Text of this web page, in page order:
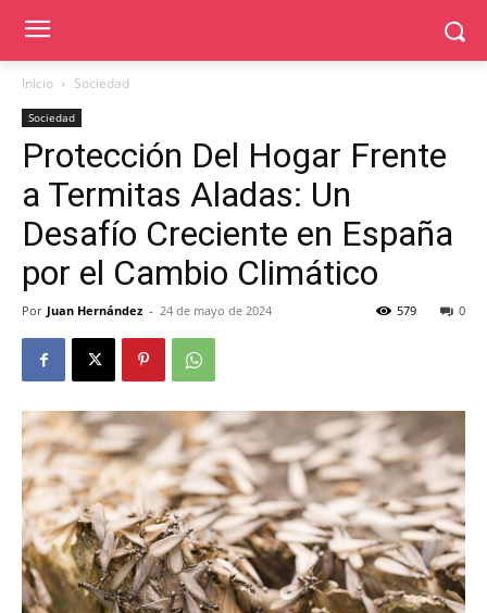
Inicio Sociedad
Sociedad
Protección Del Hogar Frente
a Termitas Aladas: Un
Desafío Creciente en España
por el Cambio Climático
Por Juan Hernández - 24 de mayo de 2024 0
579